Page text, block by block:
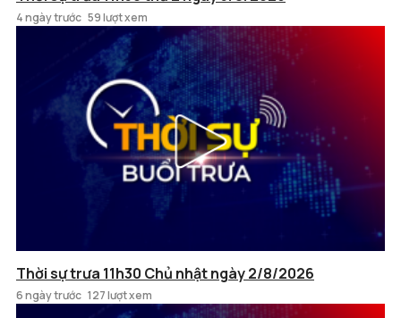
4 ngày trước 59 lượt xem
Thời sự trưa 11h30 Chủ nhật ngày 2/8/2026
6 ngày trước 127 lượt xem